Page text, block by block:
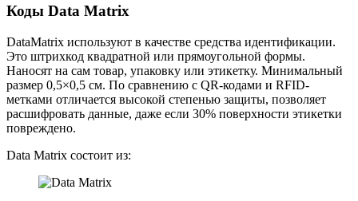
Коды Data Matrix
DataMatrix используют в качестве средства идентификации.
Это штрихкод квадратной или прямоугольной формы.
Наносят на сам товар, упаковку или этикетку. Минимальный
размер 0,5×0,5 см. По сравнению с QR-кодами и RFID-
метками отличается высокой степенью защиты, позволяет
расшифровать данные, даже если 30% поверхности этикетки
повреждено.
Data Matrix состоит из: